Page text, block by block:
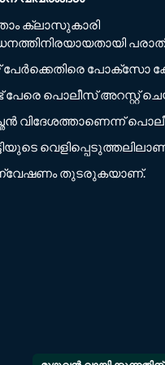
ക്ലാസുകാരി
പോക്സോ
പേരെ പൊലീസ് അറസ്റ്റ്
വിദേശത്താണെന്ന്
തുടരുകയാണ്.